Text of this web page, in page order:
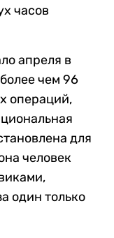
часов
апреля в
чем 96
операций,
для
человек
один только